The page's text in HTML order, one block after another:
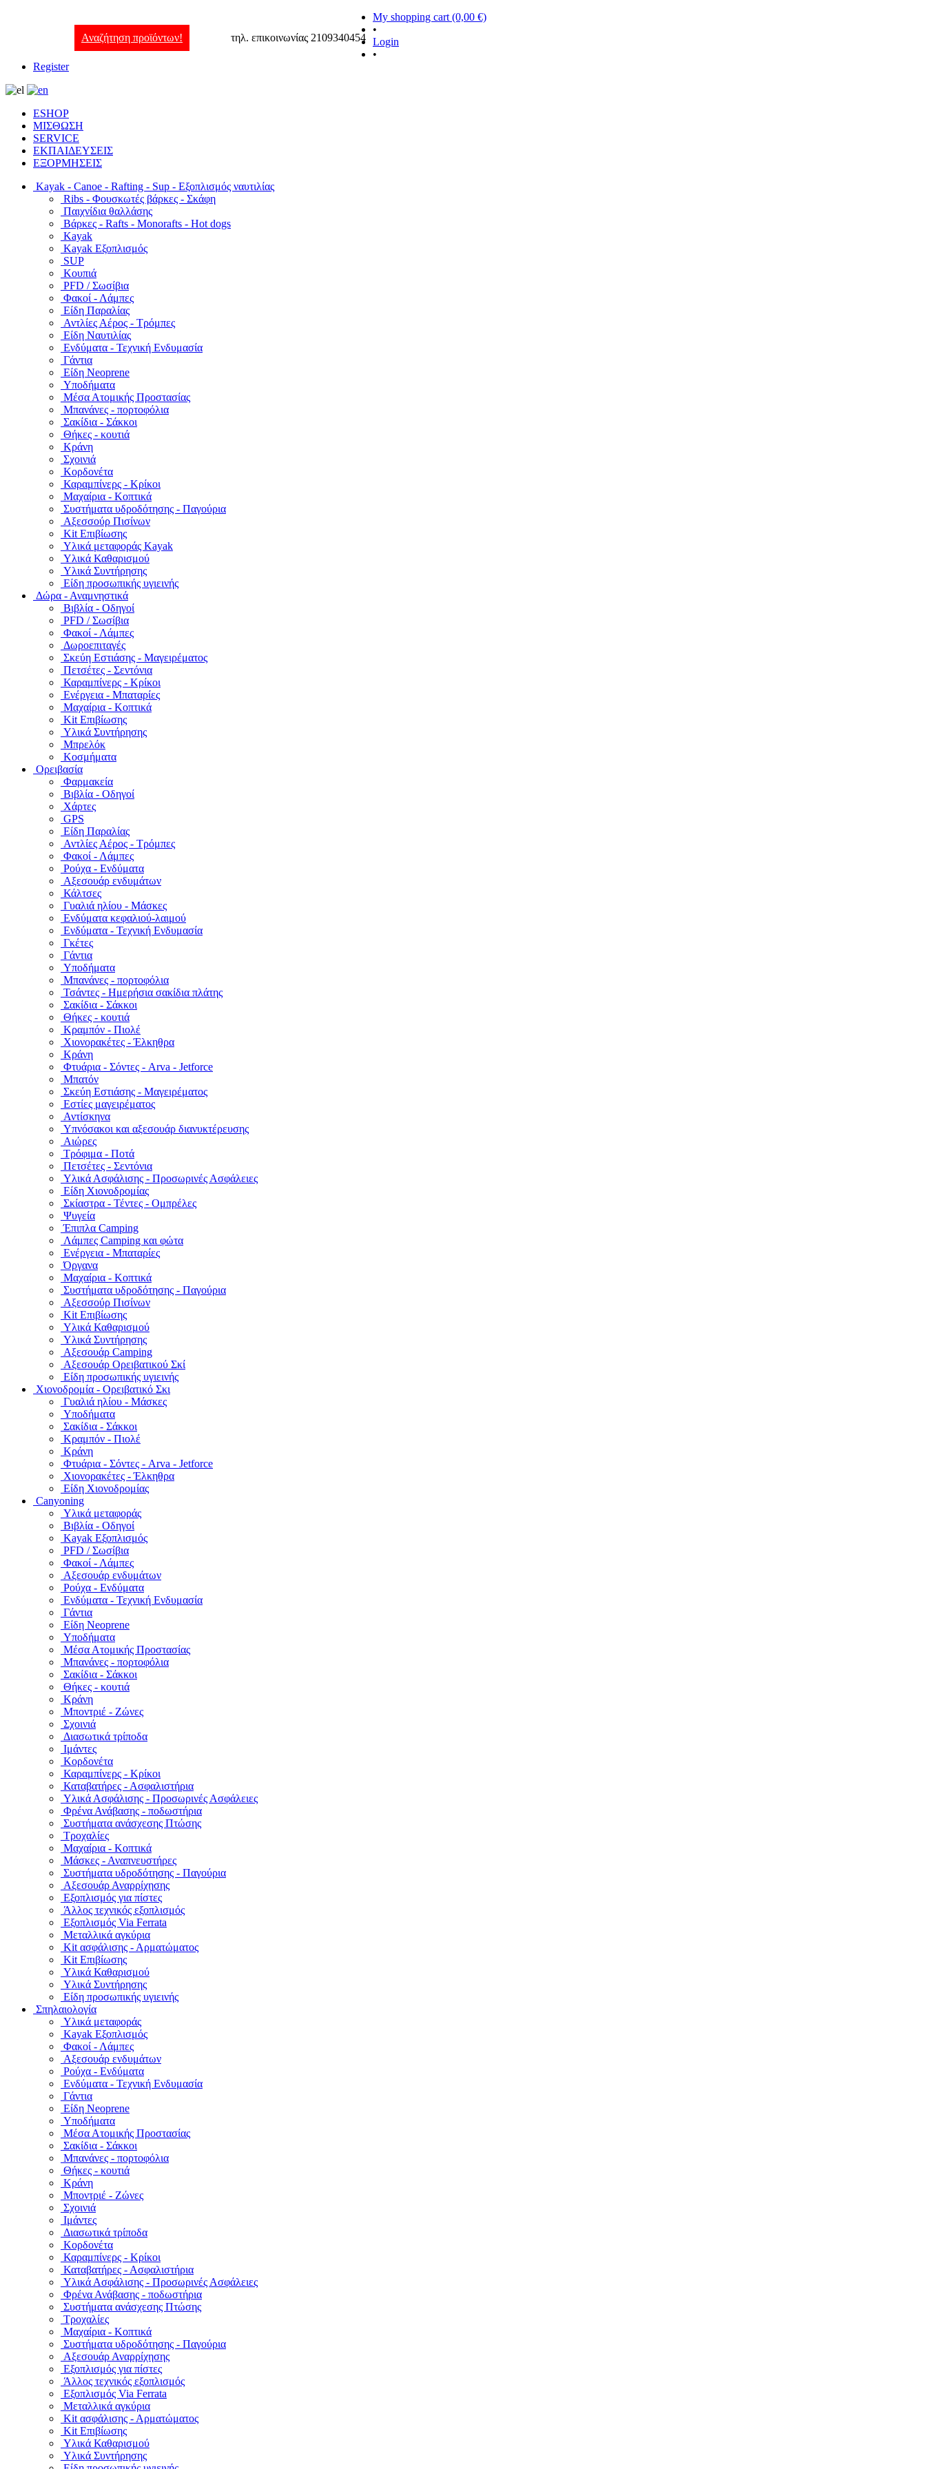
Αναζήτηση προϊόντων! τηλ. επικοινωνίας 2109340454
My shopping cart (0,00 €)
•
Login
•
Register
ESHOP
ΜΙΣΘΩΣΗ
SERVICE
ΕΚΠΑΙΔΕΥΣΕΙΣ
ΕΞΟΡΜΗΣΕΙΣ
Kayak - Canoe - Rafting - Sup - Εξοπλισμός ναυτιλίας
Ribs - Φουσκωτές βάρκες - Σκάφη
Παιχνίδια θαλλάσης
Βάρκες - Rafts - Monorafts - Hot dogs
Kayak
Kayak Εξοπλισμός
SUP
Κουπιά
PFD / Σωσίβια
Φακοί - Λάμπες
Είδη Παραλίας
Αντλίες Αέρος - Τρόμπες
Είδη Ναυτιλίας
Ενδύματα - Τεχνική Ενδυμασία
Γάντια
Είδη Neoprene
Υποδήματα
Μέσα Ατομικής Προστασίας
Μπανάνες - πορτοφόλια
Σακίδια - Σάκκοι
Θήκες - κουτιά
Κράνη
Σχοινιά
Κορδονέτα
Καραμπίνερς - Κρίκοι
Μαχαίρια - Κοπτικά
Συστήματα υδροδότησης - Παγούρια
Αξεσσούρ Πισίνων
Kit Επιβίωσης
Υλικά μεταφοράς Kayak
Υλικά Καθαρισμού
Υλικά Συντήρησης
Είδη προσωπικής υγιεινής
Δώρα - Αναμνηστικά
Βιβλία - Οδηγοί
PFD / Σωσίβια
Φακοί - Λάμπες
Δωροεπιταγές
Σκεύη Εστιάσης - Μαγειρέματος
Πετσέτες - Σεντόνια
Καραμπίνερς - Κρίκοι
Ενέργεια - Μπαταρίες
Μαχαίρια - Κοπτικά
Kit Επιβίωσης
Υλικά Συντήρησης
Μπρελόκ
Κοσμήματα
Ορειβασία
Φαρμακεία
Βιβλία - Οδηγοί
Χάρτες
GPS
Είδη Παραλίας
Αντλίες Αέρος - Τρόμπες
Φακοί - Λάμπες
Ρούχα - Ενδύματα
Αξεσουάρ ενδυμάτων
Κάλτσες
Γυαλιά ηλίου - Μάσκες
Ενδύματα κεφαλιού-λαιμού
Ενδύματα - Τεχνική Ενδυμασία
Γκέτες
Γάντια
Υποδήματα
Μπανάνες - πορτοφόλια
Τσάντες - Ημερήσια σακίδια πλάτης
Σακίδια - Σάκκοι
Θήκες - κουτιά
Κραμπόν - Πιολέ
Χιονορακέτες - Έλκηθρα
Κράνη
Φτυάρια - Σόντες - Arva - Jetforce
Μπατόν
Σκεύη Εστιάσης - Μαγειρέματος
Εστίες μαγειρέματος
Αντίσκηνα
Υπνόσακοι και αξεσουάρ διανυκτέρευσης
Αιώρες
Τρόφιμα - Ποτά
Πετσέτες - Σεντόνια
Υλικά Ασφάλισης - Προσωρινές Ασφάλειες
Είδη Χιονοδρομίας
Σκίαστρα - Τέντες - Ομπρέλες
Ψυγεία
Έπιπλα Camping
Λάμπες Camping και φώτα
Ενέργεια - Μπαταρίες
Όργανα
Μαχαίρια - Κοπτικά
Συστήματα υδροδότησης - Παγούρια
Αξεσσούρ Πισίνων
Kit Επιβίωσης
Υλικά Καθαρισμού
Υλικά Συντήρησης
Αξεσουάρ Camping
Αξεσουάρ Ορειβατικού Σκί
Είδη προσωπικής υγιεινής
Χιονοδρομία - Ορειβατικό Σκι
Γυαλιά ηλίου - Μάσκες
Υποδήματα
Σακίδια - Σάκκοι
Κραμπόν - Πιολέ
Κράνη
Φτυάρια - Σόντες - Arva - Jetforce
Χιονορακέτες - Έλκηθρα
Είδη Χιονοδρομίας
Canyoning
Υλικά μεταφοράς
Βιβλία - Οδηγοί
Kayak Εξοπλισμός
PFD / Σωσίβια
Φακοί - Λάμπες
Αξεσουάρ ενδυμάτων
Ρούχα - Ενδύματα
Ενδύματα - Τεχνική Ενδυμασία
Γάντια
Είδη Neoprene
Υποδήματα
Μέσα Ατομικής Προστασίας
Μπανάνες - πορτοφόλια
Σακίδια - Σάκκοι
Θήκες - κουτιά
Κράνη
Μποντριέ - Ζώνες
Σχοινιά
Διασωτικά τρίποδα
Ιμάντες
Κορδονέτα
Καραμπίνερς - Κρίκοι
Καταβατήρες - Ασφαλιστήρια
Υλικά Ασφάλισης - Προσωρινές Ασφάλειες
Φρένα Ανάβασης - ποδωστήρια
Συστήματα ανάσχεσης Πτώσης
Τροχαλίες
Μαχαίρια - Κοπτικά
Μάσκες - Αναπνευστήρες
Συστήματα υδροδότησης - Παγούρια
Αξεσουάρ Αναρρίχησης
Εξοπλισμός για πίστες
Άλλος τεχνικός εξοπλισμός
Εξοπλισμός Via Ferrata
Μεταλλικά αγκύρια
Kit ασφάλισης - Αρματώματος
Kit Επιβίωσης
Υλικά Καθαρισμού
Υλικά Συντήρησης
Είδη προσωπικής υγιεινής
Σπηλαιολογία
Υλικά μεταφοράς
Kayak Εξοπλισμός
Φακοί - Λάμπες
Αξεσουάρ ενδυμάτων
Ρούχα - Ενδύματα
Ενδύματα - Τεχνική Ενδυμασία
Γάντια
Είδη Neoprene
Υποδήματα
Μέσα Ατομικής Προστασίας
Σακίδια - Σάκκοι
Μπανάνες - πορτοφόλια
Θήκες - κουτιά
Κράνη
Μποντριέ - Ζώνες
Σχοινιά
Ιμάντες
Διασωτικά τρίποδα
Κορδονέτα
Καραμπίνερς - Κρίκοι
Καταβατήρες - Ασφαλιστήρια
Υλικά Ασφάλισης - Προσωρινές Ασφάλειες
Φρένα Ανάβασης - ποδωστήρια
Συστήματα ανάσχεσης Πτώσης
Τροχαλίες
Μαχαίρια - Κοπτικά
Συστήματα υδροδότησης - Παγούρια
Αξεσουάρ Αναρρίχησης
Εξοπλισμός για πίστες
Άλλος τεχνικός εξοπλισμός
Εξοπλισμός Via Ferrata
Μεταλλικά αγκύρια
Kit ασφάλισης - Αρματώματος
Kit Επιβίωσης
Υλικά Καθαρισμού
Υλικά Συντήρησης